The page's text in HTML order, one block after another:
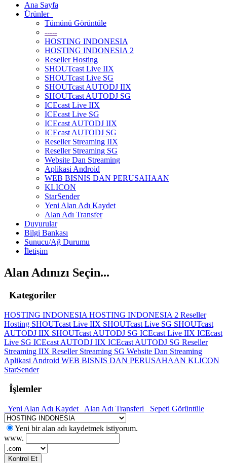
Ana Sayfa
Ürünler
Tümünü Görüntüle
-----
HOSTING INDONESIA
HOSTING INDONESIA 2
Reseller Hosting
SHOUTcast Live IIX
SHOUTcast Live SG
SHOUTcast AUTODJ IIX
SHOUTcast AUTODJ SG
ICEcast Live IIX
ICEcast Live SG
ICEcast AUTODJ IIX
ICEcast AUTODJ SG
Reseller Streaming IIX
Reseller Streaming SG
Website Dan Streaming
Aplikasi Android
WEB BISNIS DAN PERUSAHAAN
KLICON
StarSender
Yeni Alan Adı Kaydet
Alan Adı Transfer
Duyurular
Bilgi Bankası
Sunucu/Ağ Durumu
İletişim
Alan Adınızı Seçin...
Kategoriler
HOSTING INDONESIA HOSTING INDONESIA 2 Reseller
Hosting SHOUTcast Live IIX SHOUTcast Live SG SHOUTcast
AUTODJ IIX SHOUTcast AUTODJ SG ICEcast Live IIX ICEcast
Live SG ICEcast AUTODJ IIX ICEcast AUTODJ SG Reseller
Streaming IIX Reseller Streaming SG Website Dan Streaming
Aplikasi Android WEB BISNIS DAN PERUSAHAAN KLICON
StarSender
İşlemler
Yeni Alan Adı Kaydet Alan Adı Transferi Sepeti Görüntüle
Yeni bir alan adı kaydetmek istiyorum.
www.
Kontrol Et